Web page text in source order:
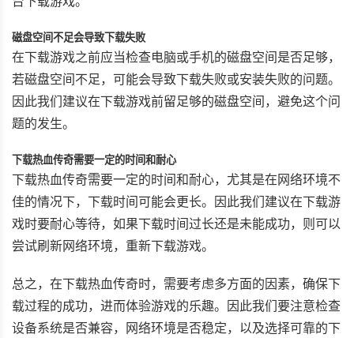
磁盘空间不足会导致下载失败
在下载游戏之前应当检查电脑或手机的磁盘空间是否足够，
若磁盘空间不足，可能会导致下载失败或安装失败的问题。
因此我们建议在下载游戏前留足够的磁盘空间，避免这个问
题的发生。
下载热血传奇需要一定的时间和耐心
下载热血传奇需要一定的时间和耐心，尤其是在网络环境不
佳的情况下，下载时间可能会更长。因此我们建议在下载游
戏时要耐心等待，如果下载时间过长还是未能成功，则可以
尝试刷新网络环境，重新下载游戏。
总之，在下载热血传奇时，需要考虑多方面的因素，确保下
载过程的成功，进而体验游戏的乐趣。因此我们要注意检查
设备系统是否兼容，网络环境是否稳定，以及选择可靠的下